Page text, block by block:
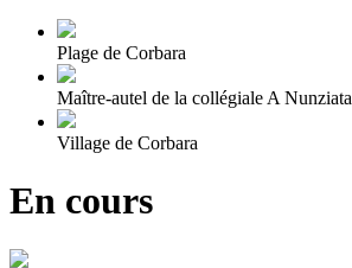
Plage de Corbara
Maître-autel de la collégiale A Nunziata
Village de Corbara
En cours